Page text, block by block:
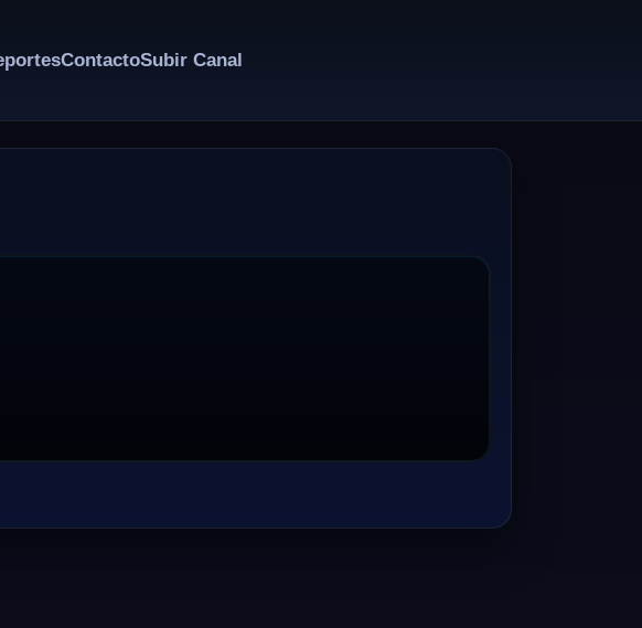
ContactoSubir Canal